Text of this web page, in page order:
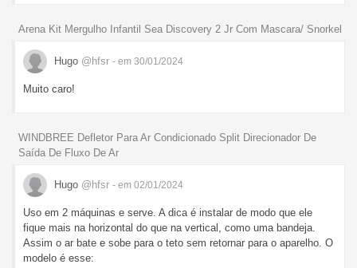
Arena Kit Mergulho Infantil Sea Discovery 2 Jr Com Mascara/ Snorkel
Hugo @hfsr - em 30/01/2024
Muito caro!
WINDBREE Defletor Para Ar Condicionado Split Direcionador De
Saída De Fluxo De Ar
Hugo @hfsr - em 02/01/2024
Uso em 2 máquinas e serve. A dica é instalar de modo que ele
fique mais na horizontal do que na vertical, como uma bandeja.
Assim o ar bate e sobe para o teto sem retornar para o aparelho. O
modelo é esse: